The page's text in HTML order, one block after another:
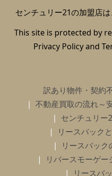
センチュリー21の加盟店は
This site is protected by
Privacy Policyand
訳あり物件・契約
不動産買取の流れ～
センチュリー
リースバック
リースバッ
リバースモーゲ
リースバ